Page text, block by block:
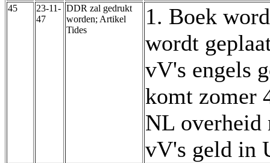
45
23-11-
47
DDR zal gedrukt
worden; Artikel
Tides
1. Boek
wordt
vV's engels
komt zomer
NL overheid
vV's geld in